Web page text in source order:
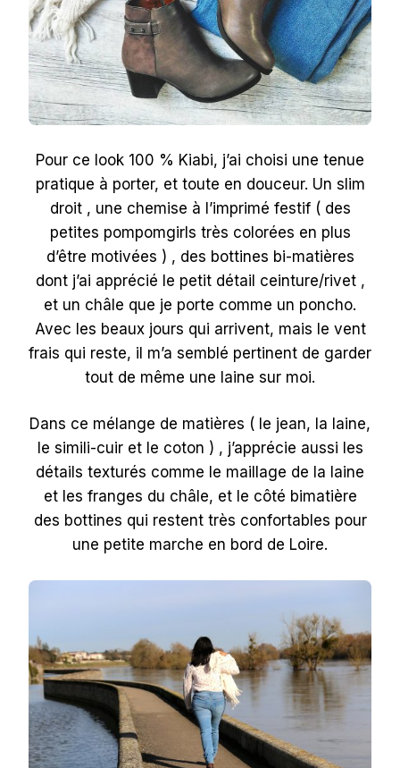
Pour ce look 100 % Kiabi, j’ai choisi une tenue
pratique à porter, et toute en douceur. Un slim
droit , une chemise à l’imprimé festif ( des
petites pompomgirls très colorées en plus
d’être motivées ) , des bottines bi-matières
dont j’ai apprécié le petit détail ceinture/rivet ,
et un châle que je porte comme un poncho.
Avec les beaux jours qui arrivent, mais le vent
frais qui reste, il m’a semblé pertinent de garder
tout de même une laine sur moi.
Dans ce mélange de matières ( le jean, la laine,
le simili-cuir et le coton ) , j’apprécie aussi les
détails texturés comme le maillage de la laine
et les franges du châle, et le côté bimatière
des bottines qui restent très confortables pour
une petite marche en bord de Loire.